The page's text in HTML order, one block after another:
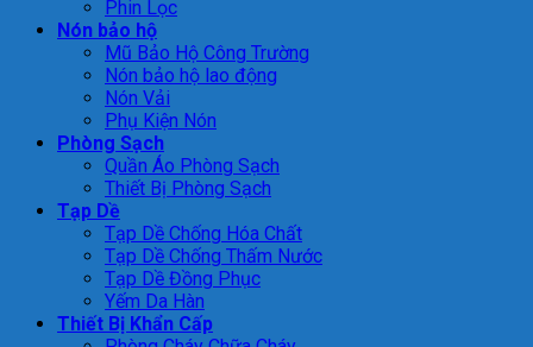
Phin Lọc
Nón bảo hộ
Mũ Bảo Hộ Công Trường
Nón bảo hộ lao động
Nón Vải
Phụ Kiện Nón
Phòng Sạch
Quần Áo Phòng Sạch
Thiết Bị Phòng Sạch
Tạp Dề
Tạp Dề Chống Hóa Chất
Tạp Dề Chống Thấm Nước
Tạp Dề Đồng Phục
Yếm Da Hàn
Thiết Bị Khẩn Cấp